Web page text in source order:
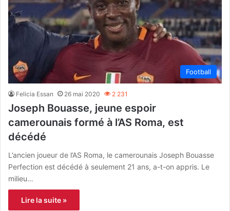
Football
Felicia Essan 26 mai 2020 2 231
Joseph Bouasse, jeune espoir
camerounais formé à l’AS Roma, est
décédé
L’ancien joueur de l’AS Roma, le camerounais Joseph Bouasse
Perfection est décédé à seulement 21 ans, a-t-on appris. Le
milieu…
Lire la suite »